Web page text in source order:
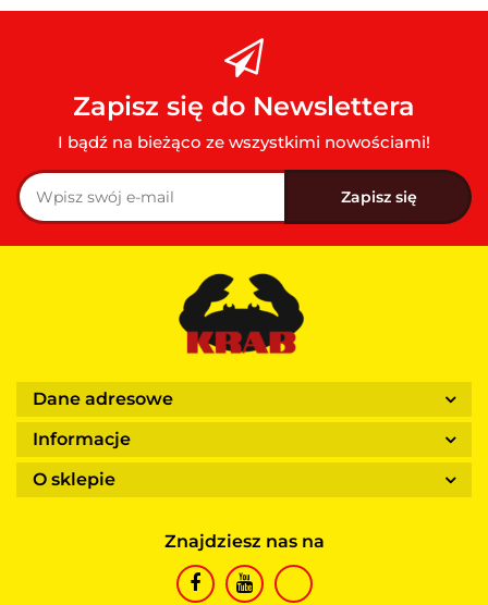
Zapisz się do Newslettera
I bądź na bieżąco ze wszystkimi nowościami!
Dane adresowe
Informacje
O sklepie
Znajdziesz nas na